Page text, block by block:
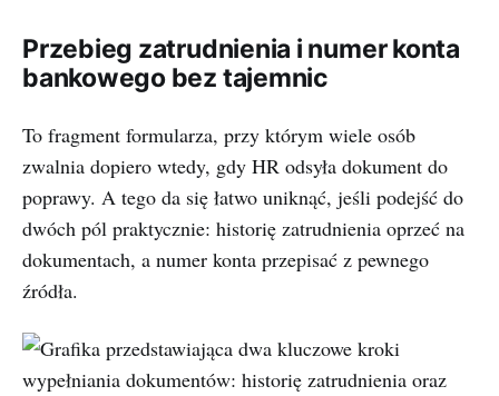
Przebieg zatrudnienia i numer konta
bankowego bez tajemnic
To fragment formularza, przy którym wiele osób
zwalnia dopiero wtedy, gdy HR odsyła dokument do
poprawy. A tego da się łatwo uniknąć, jeśli podejść do
dwóch pól praktycznie: historię zatrudnienia oprzeć na
dokumentach, a numer konta przepisać z pewnego
źródła.